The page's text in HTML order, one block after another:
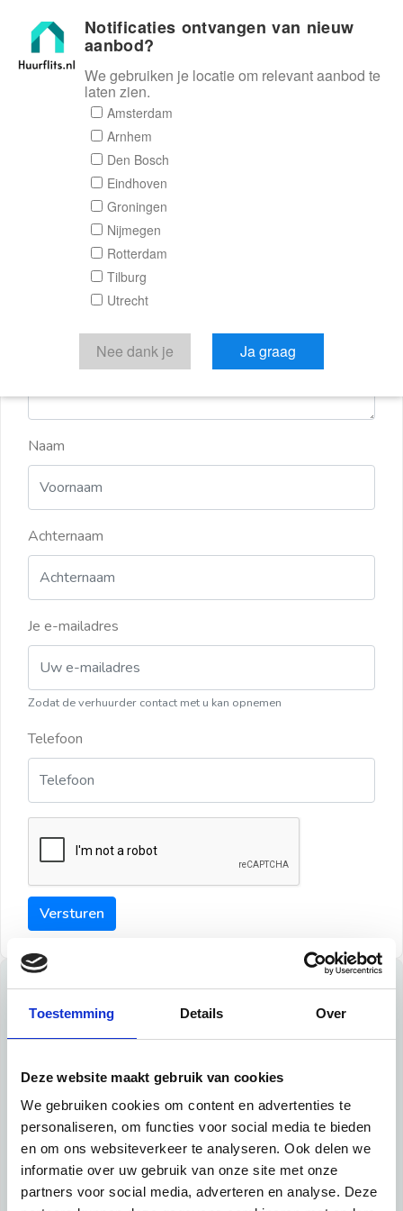
Toestemming Details Over
Deze website maakt gebruik van cookies
We gebruiken cookies om content en advertenties te
personaliseren, om functies voor social media te bieden
en om ons websiteverkeer te analyseren. Ook delen we
informatie over uw gebruik van onze site met onze
partners voor social media, adverteren en analyse. Deze
Huurflits
Reactieformulier
Huurflits
Verstuur je bericht
Door een bericht te sturen kom je in contact met de
aanbieder of makelaar van de woning.
Naam
Achternaam
Je e-mailadres
Zodat de verhuurder contact met u kan opnemen
Telefoon
Versturen
Tips
Tip 1:
Schrijf een duidelijke introductie en geef de volgende
informatie mee:
Ben je student, werkachtig of werkzoekend
Notificaties ontvangen van nieuw
aanbod?
We gebruiken je locatie om relevant aanbod te
laten zien.
Amsterdam
Arnhem
Den Bosch
Eindhoven
Groningen
Nijmegen
Rotterdam
Tilburg
Utrecht
Nee dank je Ja graag